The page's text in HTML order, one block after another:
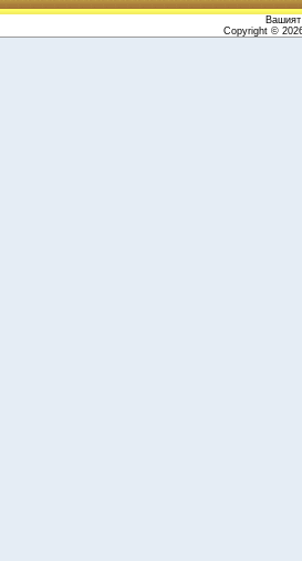
Copyright ©